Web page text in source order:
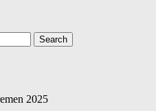
Search
2025